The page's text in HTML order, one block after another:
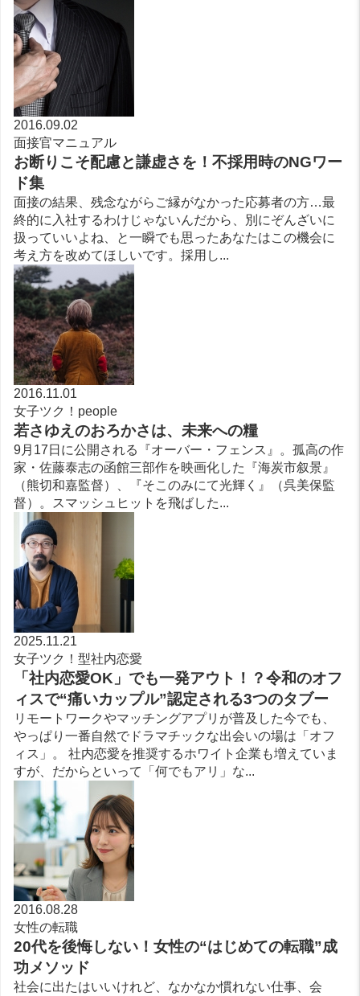
2016.09.02
面接官マニュアル
お断りこそ配慮と謙虚さを！不採用時のNGワー
ド集
面接の結果、残念ながらご縁がなかった応募者の方…最
終的に入社するわけじゃないんだから、別にぞんざいに
扱っていいよね、と一瞬でも思ったあなたはこの機会に
考え方を改めてほしいです。採用し...
2016.11.01
女子ツク！people
若さゆえのおろかさは、未来への糧
9月17日に公開される『オーバー・フェンス』。孤高の作
家・佐藤泰志の函館三部作を映画化した『海炭市叙景』
（熊切和嘉監督）、『そこのみにて光輝く』（呉美保監
督）。スマッシュヒットを飛ばした...
2025.11.21
女子ツク！型社内恋愛
「社内恋愛OK」でも一発アウト！？令和のオフ
ィスで“痛いカップル”認定される3つのタブー
リモートワークやマッチングアプリが普及した今でも、
やっぱり一番自然でドラマチックな出会いの場は「オフ
ィス」。 社内恋愛を推奨するホワイト企業も増えていま
すが、だからといって「何でもアリ」な...
2016.08.28
女性の転職
20代を後悔しない！女性の“はじめての転職”成
功メソッド
社会に出たはいいけれど、なかなか慣れない仕事、会